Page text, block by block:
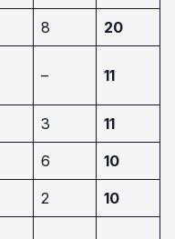
8 20
– 11
3 11
6 10
2 10